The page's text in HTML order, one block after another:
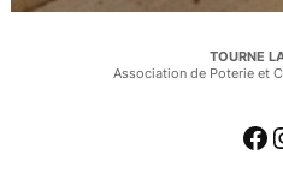
TOURNE
Association de Poterie et
Facebook